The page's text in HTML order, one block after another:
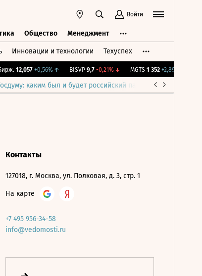
Войти
Общество Менеджмент
Инновации и технологии Техуспех
12,057 +0,56%↑ BISVP 9,7 -0,21%↓ MGTS 1 352 +2,89%
каким был и будет российский парламент
Контакты
127018, г. Москва, ул. Полковая, д. 3, стр. 1
На карте
+7 495 956-34-58
info@vedomosti.ru